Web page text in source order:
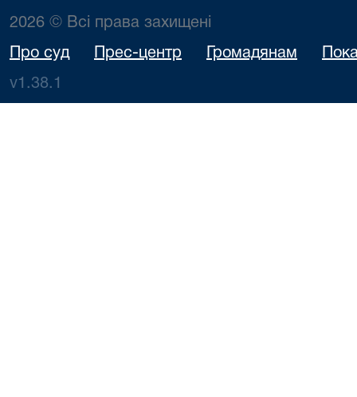
2026 © Всі права захищені
Про суд Прес-центр Громадянам
v1.38.1